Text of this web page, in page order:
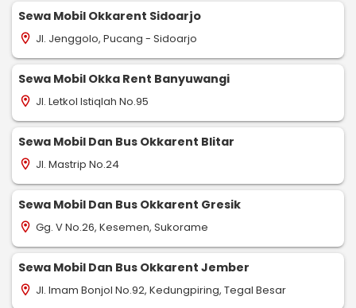
Sewa Mobil Okkarent Sidoarjo
location_on Jl. Jenggolo, Pucang - Sidoarjo
Sewa Mobil Okka Rent Banyuwangi
location_on Jl. Letkol Istiqlah No.95
Sewa Mobil Dan Bus Okkarent Blitar
location_on Jl. Mastrip No.24
Sewa Mobil Dan Bus Okkarent Gresik
location_on Gg. V No.26, Kesemen, Sukorame
Sewa Mobil Dan Bus Okkarent Jember
location_on Jl. Imam Bonjol No.92, Kedungpiring, Tegal Besar